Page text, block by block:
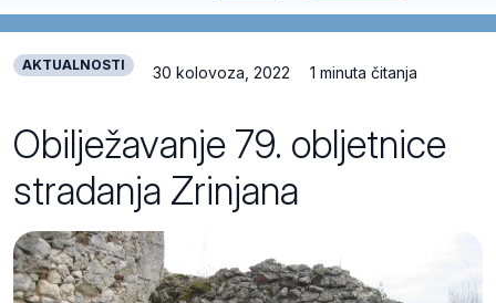
AKTUALNOSTI 30 kolovoza, 2022 1 minuta čitanja
Obilježavanje 79. obljetnice
stradanja Zrinjana